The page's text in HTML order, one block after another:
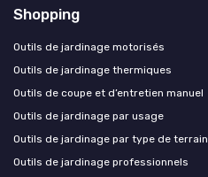
Shopping
Outils de jardinage motorisés
Outils de jardinage thermiques
Outils de coupe et d’entretien manuel
Outils de jardinage par usage
Outils de jardinage par type de terrain
Outils de jardinage professionnels